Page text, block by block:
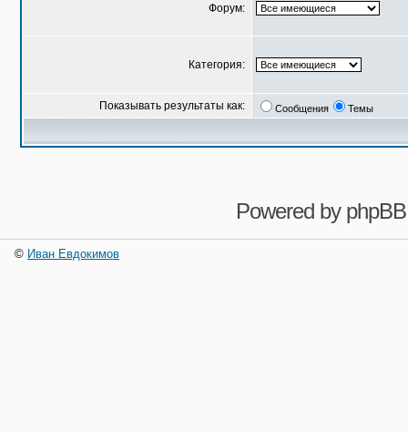
Форум:
Категория:
Показывать результаты как: Сообщения Темы
Powered by phpBB
© Иван Евдокимов